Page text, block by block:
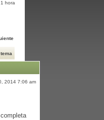
hora
2014 7:06 am